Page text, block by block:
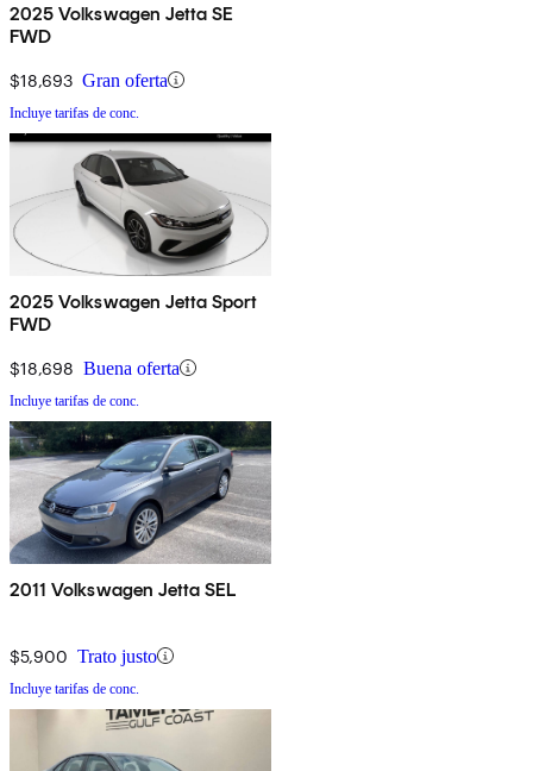
2025 Volkswagen Jetta SE
FWD
$18,693 Gran oferta
Incluye tarifas de conc.
2025 Volkswagen Jetta Sport
FWD
$18,698 Buena oferta
Incluye tarifas de conc.
2011 Volkswagen Jetta SEL
$5,900 Trato justo
Incluye tarifas de conc.